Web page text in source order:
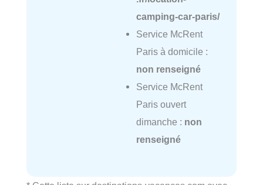
camping-car-paris/
Service McRent
Paris à domicile :
non renseigné
Service McRent
Paris ouvert
dimanche : non
renseigné